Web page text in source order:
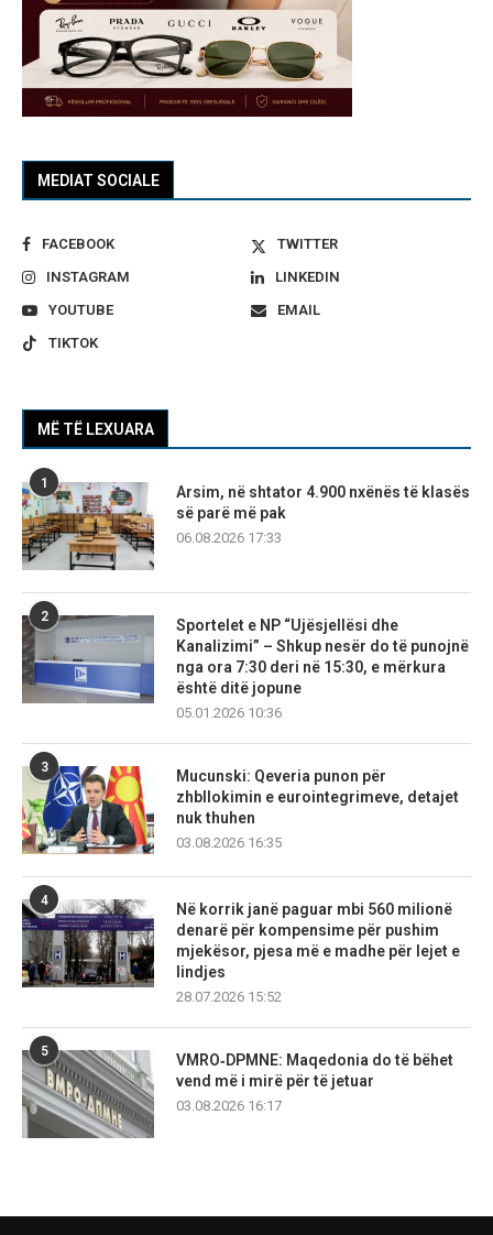
MEDIAT SOCIALE
FACEBOOK
TWITTER
INSTAGRAM
LINKEDIN
YOUTUBE
EMAIL
TIKTOK
MË TË LEXUARA
1
Arsim, në shtator 4.900 nxënës të klasës
së parë më pak
06.08.2026 17:33
2
Sportelet e NP “Ujësjellësi dhe
Kanalizimi” – Shkup nesër do të punojnë
nga ora 7:30 deri në 15:30, e mërkura
është ditë jopune
05.01.2026 10:36
3
Mucunski: Qeveria punon për
zhbllokimin e eurointegrimeve, detajet
nuk thuhen
03.08.2026 16:35
4
Në korrik janë paguar mbi 560 milionë
denarë për kompensime për pushim
mjekësor, pjesa më e madhe për lejet e
lindjes
28.07.2026 15:52
5
VMRO‑DPMNE: Maqedonia do të bëhet
vend më i mirë për të jetuar
03.08.2026 16:17